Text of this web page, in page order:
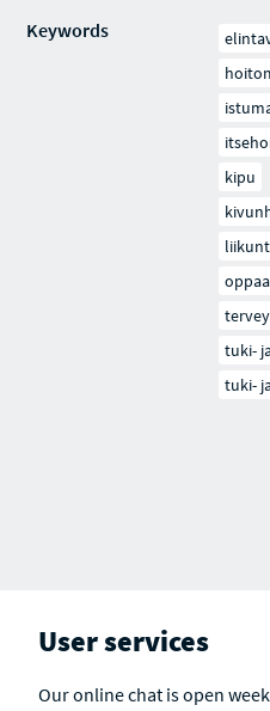
Keywords
kipu
tuki-
tuki-
User services
Our online chat is open